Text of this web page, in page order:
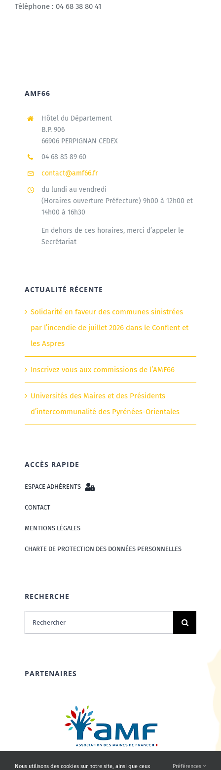
Téléphone : 04 68 38 80 41
AMF66
Hôtel du Département
B.P. 906
66906 PERPIGNAN CEDEX
04 68 85 89 60
contact@amf66.fr
du lundi au vendredi
(Horaires ouverture Préfecture) 9h00 à 12h00 et
14h00 à 16h30
En dehors de ces horaires, merci d’appeler le
Secrétariat
ACTUALITÉ RÉCENTE
Solidarité en faveur des communes sinistrées
par l’incendie de juillet 2026 dans le Conflent et
les Aspres
Inscrivez vous aux commissions de l’AMF66
Universités des Maires et des Présidents
d’intercommunalité des Pyrénées-Orientales
ACCÈS RAPIDE
ESPACE ADHÉRENTS
CONTACT
MENTIONS LÉGALES
CHARTE DE PROTECTION DES DONNÉES PERSONNELLES
RECHERCHE
Rechercher:
PARTENAIRES
Nous utilisons des cookies sur notre site, ainsi que ceux Préférences